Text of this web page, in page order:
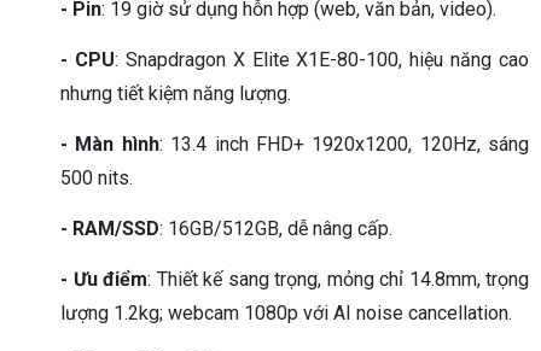
- Pin: 19 giờ sử dụng hỗn hợp (web, văn bản, video).
- CPU: Snapdragon X Elite X1E-80-100, hiệu năng cao
nhưng tiết kiệm năng lượng.
- Màn hình: 13.4 inch FHD+ 1920x1200, 120Hz, sáng
500 nits.
- RAM/SSD: 16GB/512GB, dễ nâng cấp.
- Ưu điểm: Thiết kế sang trọng, mỏng chỉ 14.8mm, trọng
lượng 1.2kg; webcam 1080p với AI noise cancellation.